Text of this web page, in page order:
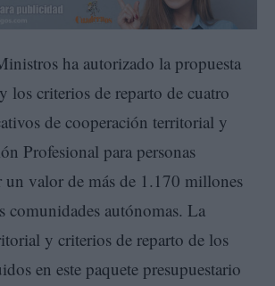
ha autorizado la propuesta
los criterios de reparto de cuatro
de cooperación territorial y
Profesional para personas
un valor de más de 1.170 millones
comunidades autónomas. La
y criterios de reparto de los
en este paquete presupuestario